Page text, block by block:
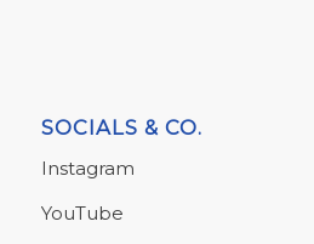
SOCIALS & CO.
Instagram
YouTube